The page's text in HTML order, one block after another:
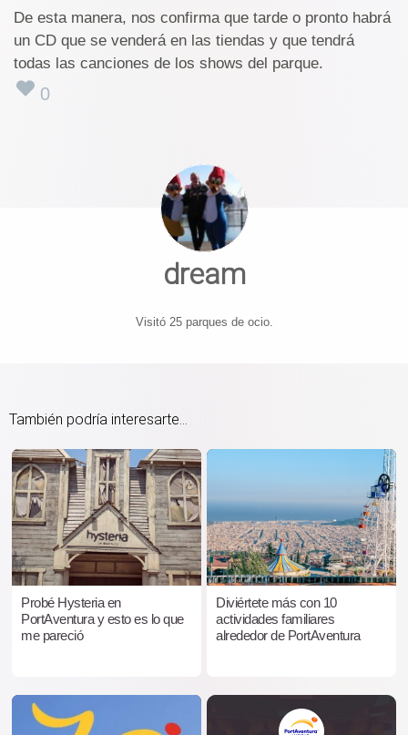
De esta manera, nos confirma que tarde o pronto habrá
un CD que se venderá en las tiendas y que tendrá
todas las canciones de los shows del parque.
0
dream
Visitó 25 parques de ocio.
También podría interesarte...
Probé Hysteria en
PortAventura y esto es lo que
me pareció
Diviértete más con 10
actividades familiares
alrededor de PortAventura